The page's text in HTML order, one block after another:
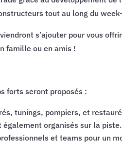
tout au long du
s’ajouter pour vous
famille ou en amis !
forts seront proposés :
tunings, pompiers, et
également organisés sur la piste.
et teams pour un